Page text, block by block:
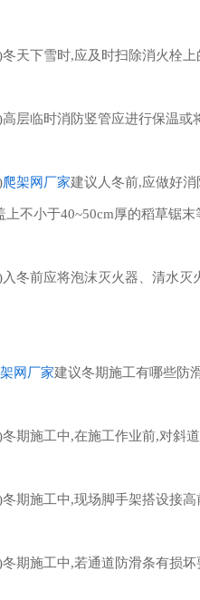
冬天下雪时,应及时扫除消火栓
高层临时消防竖管应进行保温或
爬架网厂家建议人冬前,应做好
上不小于40~50cm厚的稻草锯末
入冬前应将泡沫灭火器、清水灭
网厂家建议冬期施工有哪些防
冬期施工中,在施工作业前,对斜
冬期施工中,现场脚手架搭设接
冬期施工中,若通道防滑条有损坏